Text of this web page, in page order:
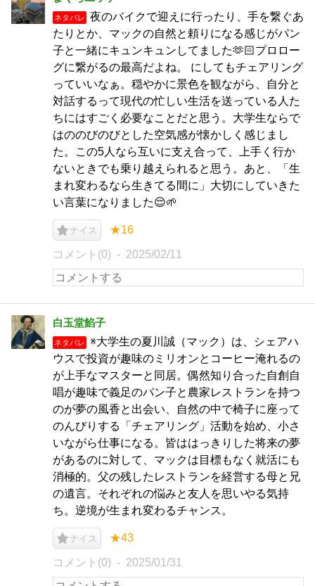
ネタバレ
夜のバイクで迎えに行ったり、手を繋ぐあ
たりとか、マックの自然と頼りになる感じがパン
子と一緒にキュンキュンしてました🫶🏻プロロー
グに繋がるの最高だよね。 にしてもチェアリング
っていいなぁ。穏やかに景色を観ながら、自分と
対話するって現代の忙しい生活を送っている人た
ちにはすごく必要なことだと思う。大学生ならで
はののびのびとした空気感が懐かしく感じまし
た。この5人なら互いに支え合って、上手く行か
ないときでも乗り越えられると思う。あと、「生
まれ変わるなら生きてる間に」大切にしていきた
い言葉になりました😌🌱
ナイス ★16
コメント(0) 2025/02/11
白玉堂餡子
ネタバレ
※大学生の夏川誠（マック）は、シェアハ
ウスで投資が趣味のミリオンとコーヒー淹れるの
が上手なマスターと同居。偶然知り合った自創自
唱が趣味で義足のパン子と農家レストランを持つ
のが夢の風香と出会い、自然の中で椅子に座って
のんびりする「チェアリング」活動を始め、小さ
いながら仕事になる。皆ははっきりした将来の夢
があるのに対して、マックは目標もなく就活にも
消極的。父の残したレストランを経営する母と兄
の遺言。それぞれの悩みと友人を思いやる気持
ち。逆境が生まれ変わるチャンス。
ナイス ★43
コメント(0) 2025/01/31